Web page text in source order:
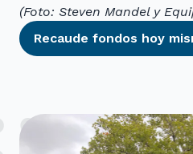
(Foto: Steven Mandel y
Recaude fondos hoy
7
8
6
7